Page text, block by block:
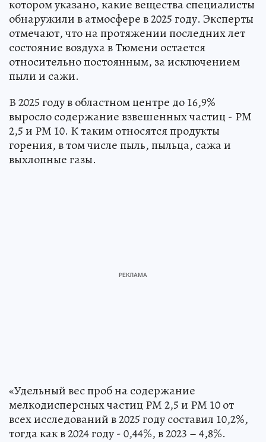
котором указано, какие вещества специалисты
обнаружили в атмосфере в 2025 году. Эксперты
отмечают, что на протяжении последних лет
состояние воздуха в Тюмени остается
относительно постоянным, за исключением
пыли и сажи.
В 2025 году в областном центре до 16,9%
выросло содержание взвешенных частиц - РМ
2,5 и РМ 10. К таким относятся продукты
горения, в том числе пыль, пыльца, сажа и
выхлопные газы.
«Удельный вес проб на содержание
мелкодисперсных частиц РМ 2,5 и РМ 10 от
всех исследований в 2025 году составил 10,2%,
тогда как в 2024 году - 0,44%, в 2023 – 4,8%.